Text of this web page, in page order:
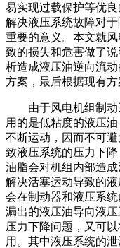
易实现过载保护等优
解决液压系统故障对
重要的意义。本文就
致的损失和危害做了
析造成液压油逆向流
方案，最后根据现有
由于风电机组制动
用的是低粘度的液压
不断运动，因而不可
致液压系统的压力下
油脂会对机组内部造
解决活塞运动导致的
会在制动器和液压系
漏出的液压油导向液
压力下降问题，又可
用。其中液压系统的